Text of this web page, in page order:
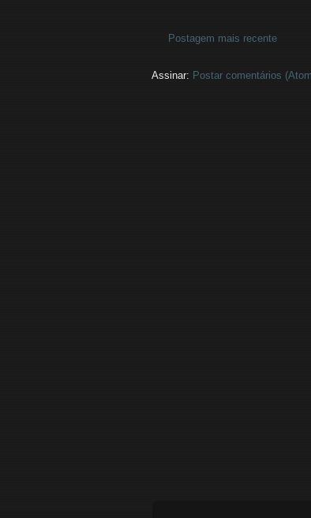
Postagem mais recente
Assinar: Postar comentários